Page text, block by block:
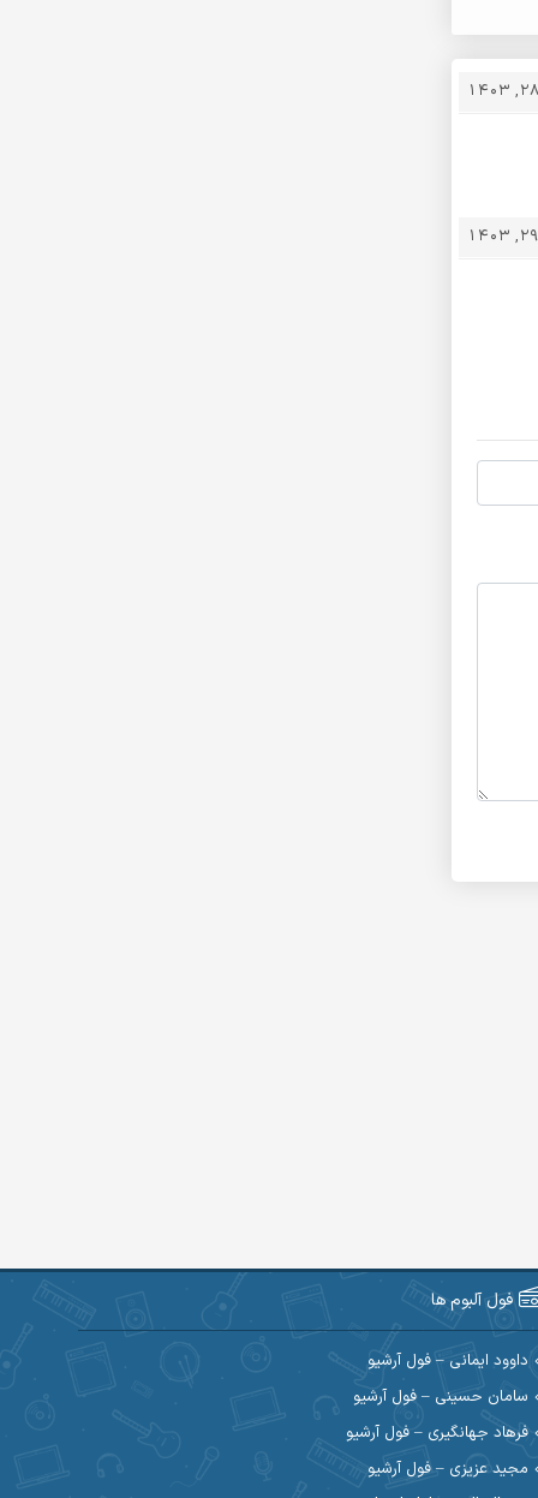
فول آلبوم ها
داوود ایمانی – فول آرشیو
سامان حسینی – فول آرشیو
فرهاد جهانگیری – فول آرشیو
مجید عزیزی – فول آرشیو